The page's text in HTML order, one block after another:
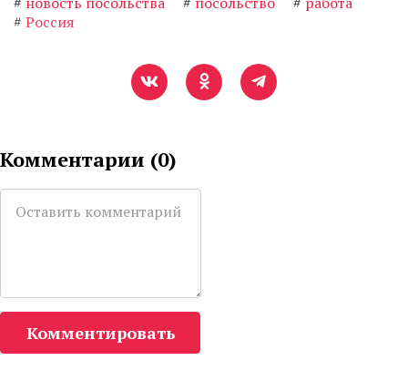
# Россия
Комментарии (0)
Комментировать